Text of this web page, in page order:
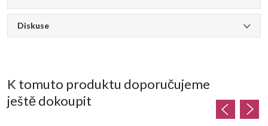
Diskuse
K tomuto produktu doporučujeme
ještě dokoupit